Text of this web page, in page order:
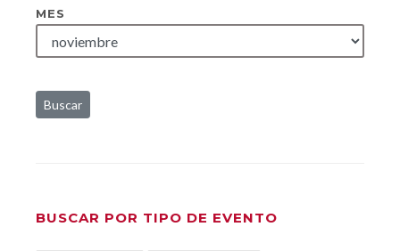
MES
Buscar
BUSCAR POR TIPO DE EVENTO